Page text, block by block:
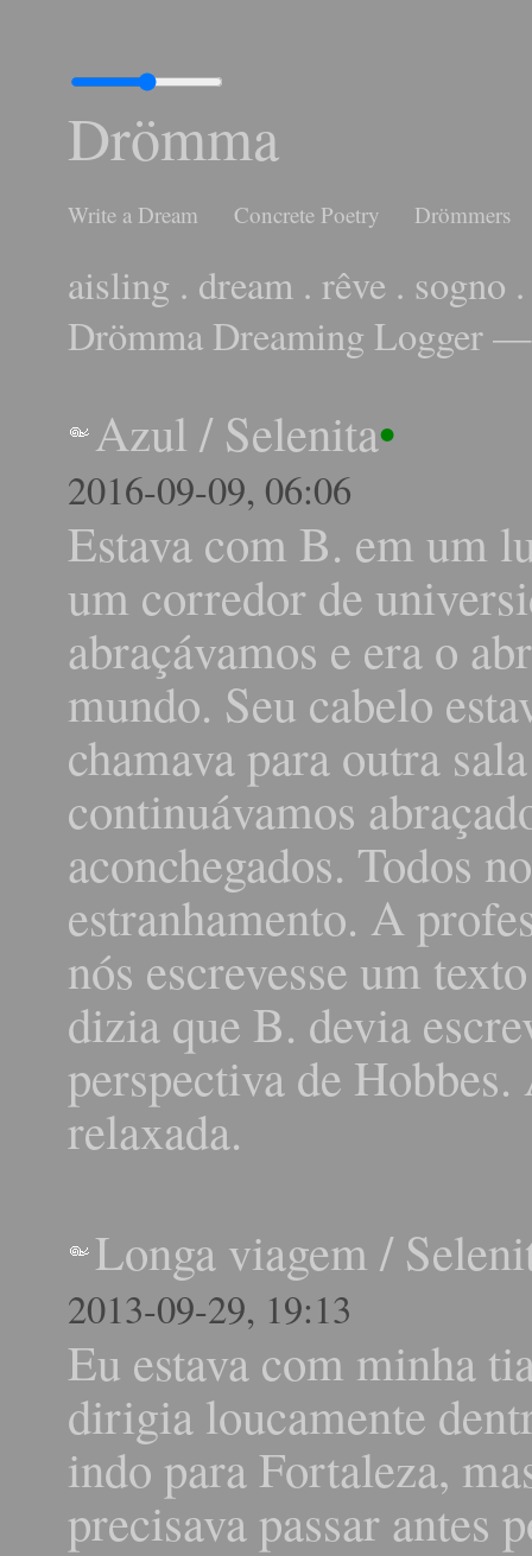
Drömma
Write a Dream Concrete Poetry Drömmers
aisling . dream . rêve . sogno
Drömma Dreaming Logger
Azul / Selenita•
2016-09-09, 06:06
Estava com B. em um
um corredor de
abraçávamos e era o
mundo. Seu cabelo
chamava para outra
continuávamos
aconchegados. Todos
estranhamento. A
nós escrevesse um
dizia que B. devia
perspectiva de
relaxada.
Longa viagem /
2013-09-29, 19:13
Eu estava com minha
dirigia loucamente
indo para Fortaleza,
precisava passar antes